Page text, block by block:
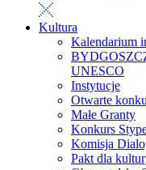
Kultura
Kalendarium
UNESCO
Instytucje
Otwarte
Małe Granty
Konkurs
Komisja
Pakt dla